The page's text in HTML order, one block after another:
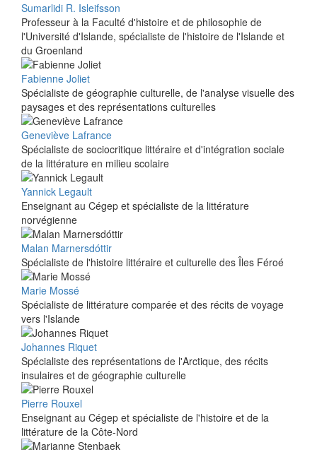
Sumarlidi R. Isleifsson
Professeur à la Faculté d'histoire et de philosophie de
l'Université d'Islande, spécialiste de l'histoire de l'Islande et
du Groenland
Fabienne Joliet
Spécialiste de géographie culturelle, de l'analyse visuelle des
paysages et des représentations culturelles
Geneviève Lafrance
Spécialiste de sociocritique littéraire et d'intégration sociale
de la littérature en milieu scolaire
Yannick Legault
Enseignant au Cégep et spécialiste de la littérature
norvégienne
Malan Marnersdóttir
Spécialiste de l'histoire littéraire et culturelle des Îles Féroé
Marie Mossé
Spécialiste de littérature comparée et des récits de voyage
vers l'Islande
Johannes Riquet
Spécialiste des représentations de l'Arctique, des récits
insulaires et de géographie culturelle
Pierre Rouxel
Enseignant au Cégep et spécialiste de l'histoire et de la
littérature de la Côte-Nord